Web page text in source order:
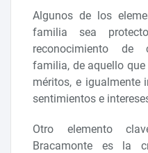
Algunos de los
familia sea
reconocimiento
familia, de aquello
méritos, e igualmente
sentimientos e
Otro elemento
Bracamonte es la